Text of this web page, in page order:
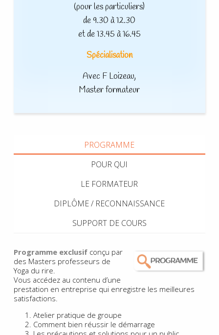
(pour les particuliers)
de 9.30 à 12.30
et de 13.45 à 16.45
Spécialisation
Avec F Loizeau,
Master formateur
PROGRAMME
POUR QUI
LE FORMATEUR
DIPLÔME / RECONNAISSANCE
SUPPORT DE COURS
Programme exclusif conçu par
des Masters professeurs de
Yoga du rire.
Vous accédez au contenu d’une
prestation en entreprise qui enregistre les meilleures
satisfactions.
Atelier pratique de groupe
Comment bien réussir le démarrage